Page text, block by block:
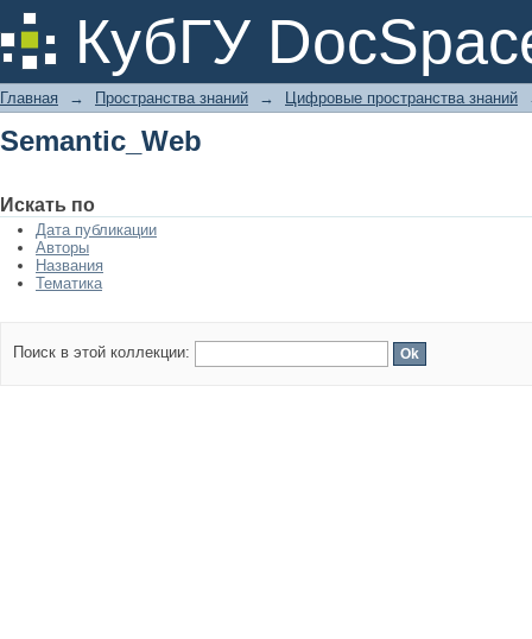
КубГУ
Semantic_Web
Главная → Пространства знаний → Цифровые пространства знаний
Semantic_Web
Искать по
Дата публикации
Авторы
Названия
Тематика
Поиск в этой коллекции: